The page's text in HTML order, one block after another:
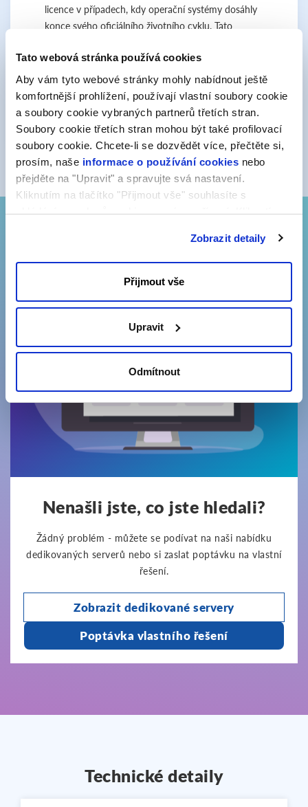
Tato webová stránka používá cookies
Aby vám tyto webové stránky mohly nabídnout ještě
komfortnější prohlížení, používají vlastní soubory cookie
a soubory cookie vybraných partnerů třetích stran.
Soubory cookie třetích stran mohou být také profilovací
soubory cookie. Chcete-li se dozvědět více, přečtěte si,
prosím, naše informace o používání cookies nebo
přejděte na "Upravit" a spravujte svá nastavení.
Kliknutím na tlačítko "Přijmout vše" souhlasíte s
ukládáním souborů cookie ve svém zařízení. Kliknutím
Zobrazit detaily
Přijmout vše
Upravit
Odmítnout
licence v případech, kdy operační systémy dosáhly
konce svého oficiálního životního cyklu. Tato
EDITION.
385,00 Kč
+DPH/měsíc
Více informací
Nenašli jste, co jste hledali?
Žádný problém - můžete se podívat na naši nabídku
dedikovaných serverů nebo si zaslat poptávku na vlastní
řešení.
Zobrazit dedikované servery
Poptávka vlastního řešení
Technické detaily